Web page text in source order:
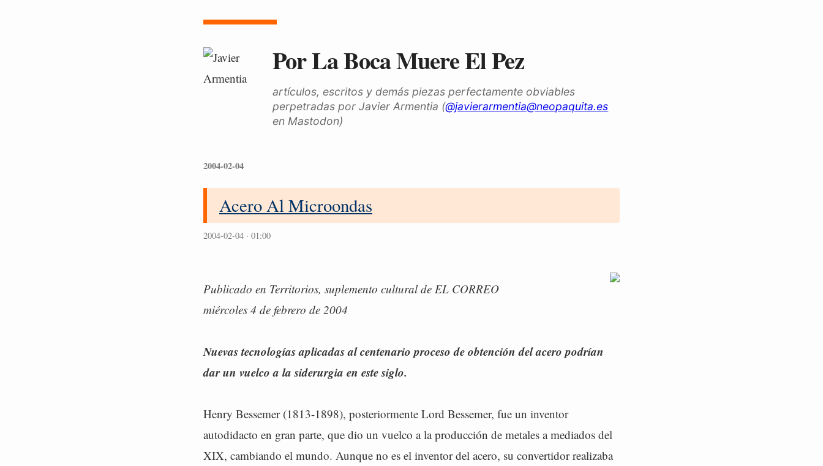
Por La Boca Muere El Pez
artículos, escritos y demás piezas perfectamente obviables
perpetradas por Javier Armentia (@javierarmentia@neopaquita.es
en Mastodon)
2004-02-04
Acero Al Microondas
2004-02-04 · 01:00
Publicado en Territorios, suplemento cultural de EL CORREO
miércoles 4 de febrero de 2004
Nuevas tecnologías aplicadas al centenario proceso de obtención del acero podrían
dar un vuelco a la siderurgia en este siglo.
Henry Bessemer (1813-1898), posteriormente Lord Bessemer, fue un inventor
autodidacto en gran parte, que dio un vuelco a la producción de metales a mediados del
XIX, cambiando el mundo. Aunque no es el inventor del acero, su convertidor realizaba